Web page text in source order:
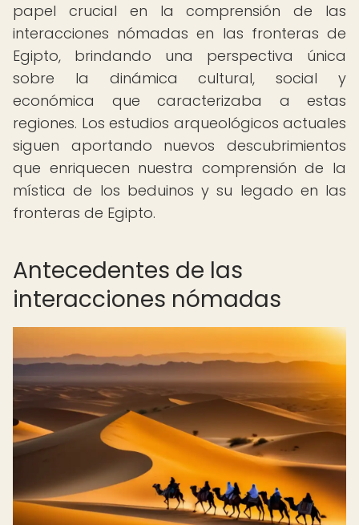
papel crucial en la comprensión de las
interacciones nómadas en las fronteras de
Egipto, brindando una perspectiva única
sobre la dinámica cultural, social y
económica que caracterizaba a estas
regiones. Los estudios arqueológicos actuales
siguen aportando nuevos descubrimientos
que enriquecen nuestra comprensión de la
mística de los beduinos y su legado en las
fronteras de Egipto.
Antecedentes de las
interacciones nómadas